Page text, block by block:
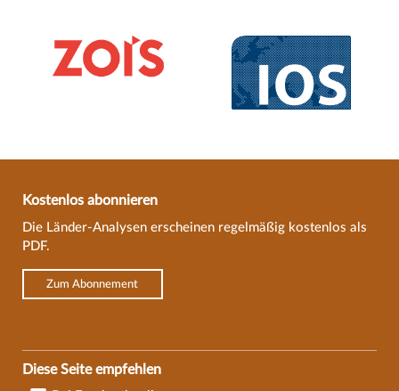
Kostenlos abonnieren
Die Länder-Analysen erscheinen regelmäßig kostenlos als
PDF.
Zum Abonnement
Diese Seite empfehlen